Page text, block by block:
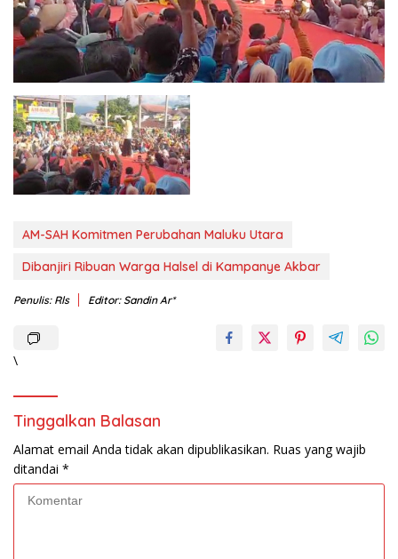
AM-SAH Komitmen Perubahan Maluku Utara
Dibanjiri Ribuan Warga Halsel di Kampanye Akbar
Penulis: Rls Editor: Sandin Ar*
\
Tinggalkan Balasan
Alamat email Anda tidak akan dipublikasikan. Ruas yang wajib
ditandai *